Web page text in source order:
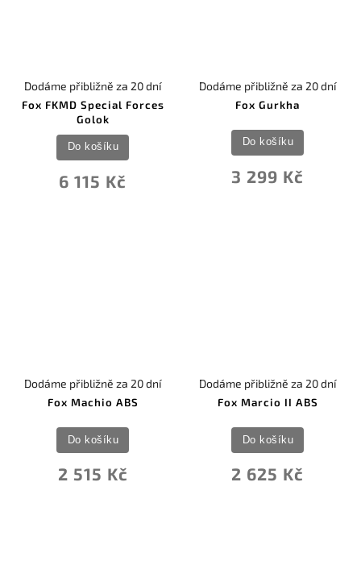
Fox FKMD Special Forces
Golok
Dodáme přibližně za 20 dní
6 115 Kč
Do košíku
Fox Gurkha
Dodáme přibližně za 20 dní
3 299 Kč
Do košíku
Fox Machio ABS
Dodáme přibližně za 20 dní
2 515 Kč
Do košíku
Fox Marcio II ABS
Dodáme přibližně za 20 dní
2 625 Kč
Do košíku